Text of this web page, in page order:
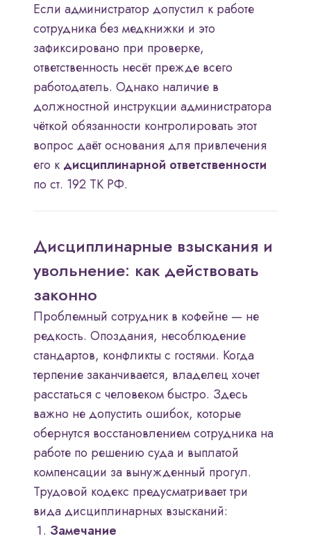
Если администратор допустил к работе
сотрудника без медкнижки и это
зафиксировано при проверке,
ответственность несёт прежде всего
работодатель. Однако наличие в
должностной инструкции администратора
чёткой обязанности контролировать этот
вопрос даёт основания для привлечения
его к дисциплинарной ответственности
по ст. 192 ТК РФ.
Дисциплинарные взыскания и
увольнение: как действовать
законно
Проблемный сотрудник в кофейне — не
редкость. Опоздания, несоблюдение
стандартов, конфликты с гостями. Когда
терпение заканчивается, владелец хочет
расстаться с человеком быстро. Здесь
важно не допустить ошибок, которые
обернутся восстановлением сотрудника на
работе по решению суда и выплатой
компенсации за вынужденный прогул.
Трудовой кодекс предусматривает три
вида дисциплинарных взысканий:
Замечание